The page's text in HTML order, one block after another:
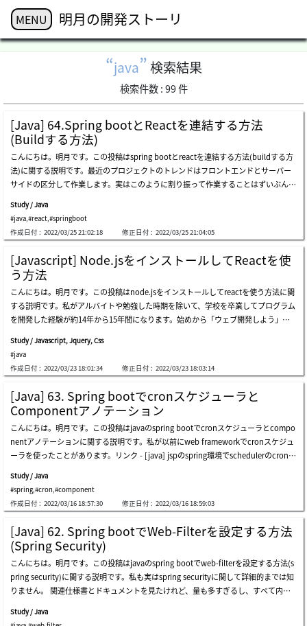
MENU 明月の開発ストーリ
java 検索結果
検索件数 :99件
[Java] 64.Spring bootとReactを連結する方法
(Buildする方法)
こんにちは。明月です。この投稿はspring bootとreactを連結する方法(buildする方
法)に関する説明です。最近のプロジェクトのトレンドはフロントエンドとサーバー
サイドの区分して作業します。実はこのように割り振って作業することはずいぶん前
queryを使って画面とプログラムを作成しました。プロジェクトを一人でやったこと
ではないですが、この状況をそんなに悪いとは思わなかったんです。jqueryでも十分
にspa(single page application)を実装できるし、私の感じではjqueryでシステムが
遅いとも思わなかったんです。しかし、jqueryからreactに変わらなければならない
と思ったことが、一つ目はライブラリがもうjqueryを依存しない、使わないことで
す。そうするとjqueryを使う必要があるかと思いからです。その同時に数多くのライ
ブラリがangular、vue、reactを支援するし、その中でreactを選択した理由は単純に
ダウンロードが多いし、大勢の人が使うフレームワークだと思って選択しました。以
前には画面を作成する時はただeclipseからhtmlを作成し、css、jsを作成しました
が、reactの場合はeclipseから作成することが簡単ではありません。なのでreactはn
ode.jsを使ってvisual studio codeで開発してspring bootはintellijやeclipseで開発
します。各、別のideツールで開発すれば最終的にbuildしたら結果物が別に生成され
るので、一つに合わせる作業が必要でしょう。eclipseでspring bootの開発環境を設
定する方法は以前に説明しました。リンク - [java] 57. eclipseでspring bootを設定
する方法そしてreactをvisual studio codeで開発環境を設定する方法も説明しまし
た。リンク - [javascript] node.jsをインストールしてreactを使う方法それなら一
旦、二つの開発環境を連結する方法は凄く簡単です。reactのpackage.jsonファイル
にspring bootのアドレスを連結すれば良いでしょう。私はeclipseからspring boot
のポートを8
Study / Java
#java,#react,#springboot
作成日付 : 2022/03/25 21:02:18 修正日付 : 2022/03/25 21:04:05
[Javascript] Node.jsをインストールしてReactを使
う方法
こんにちは。明月です。この投稿はnode.jsをインストールしてreactを使う方法に関
する説明です。私がアルバイトや勉強した時期を除いて、学校を卒業してプログラム
を開発した経験が約14年から15年間になります。始めから「ウェブ開発しよう」と
様々な分野でさまようした後、結局に需要が多いのウェブ開発者になりました。ウェ
ブというのは初期にはそんなに難しいと思わなかったですが、どの分野でも同じです
が、知る深さが深くなるほど知るべきな規約も多いし、毎日に出るライブラリとフレ
ームワークなどを学ばなければならないことが凄く多いですね。実はそれがウェブ開
発の面白さかも知れません。人により開発の価値観が違いますが、私の場合は新しい
ライブラリとフレームワークを早く学んで使うスタイルではありません。理由は様々
がありますが、安定性の理由ですね。javaの場合は始めjava servlet環境から始まっ
てstruts(ストラッツ)、spring web framework、spring bootまで使いました。以前
にはjava servletをかなり長い時間で使いましたが、フレームワークの必要性を感じ
て、struts(ストラッツ)を使った時がありました。始めにはservletより早い開発と特
別な概念で良いと思いましたが、strutsが思ったより問題が多かったんです。struct
の問題なら代表的なことがセキュリティイッシューですね。今でも理解できないこと
がservletにもできるinjection問題がstrutsにはなぜできないかな。。それでプロジェ
クトと関係ない回避コードもたくさん作るし、どの場合はフレームワークのライブラ
リのほぼを継承して再定義した時もありましたね。その経験があるので、フレームワ
ークとライブラリを使いことが厳しくなりました。フレームワークというのは使った
ら途中で変わることがずいぶん難しいでしょう。つまり、プロジェクトでstrutsを使
いながらspringが良いと思ってフレームワークを簡単に変更できることがありませ
ん。普通は初めからやり直しするケースが多いです。なので、spring web framewor
kがトレンドになる時にも相当にjava servletを使って私のフレームワーク(?)を構築し
て使いました。経歴の
Study / Javascript, Jquery, Css
#java
作成日付 : 2022/03/23 18:01:34 修正日付 : 2022/03/23 18:03:14
[Java] 63. Spring bootでcronスケジューラと
Componentアノテーション
こんにちは。明月です。この投稿はjavaのspring bootでcronスケジューラとcompo
nentアノテーションに関する説明です。私が以前にweb frameworkでcronスケジュ
ーラを使ったことがあります。リンク - [java] jspのspring環境でschedulerのcronを
処理することではなく、決めている時間にプログラム内部のキャッシュ管理とかデー
タベースのデータ管理など様々な処理をしなければならない時があります。もちろ
ん、windowサーバーならウィンドウスケジューラがあるしlinuxサーバならcrontab
スケジューラがあります。ウェブサーバーと独立でスケジューラを運用して使っても
よろしいですが、システム内部で運用しなければならない時があります。cronスケ
ジューラをプログラム中で実装したら一つの問題点があります。例えば、決まってる
時間にメールを転送するロジックがあり、それをプログラムのcronスケジューラに
より実装しました。そして偶然にこのウェブサーバーがロードバランシングで分散処
理になっています。そうするとスケジューラにより様々で重複実行になります。その
ため、cronスケジューラを作成する時にはいつもこの部分を考えて実装しなければ
ならないです。(私がこのバカ―な経験を持っていることではないです。)spring boot
Study / Java
#spring,#cron,#component
作成日付 : 2022/03/16 18:57:30 修正日付 : 2022/03/16 18:59:03
[Java] 62. Spring bootでWeb-Filterを設定する方法
(Spring Security)
こんにちは。明月です。この投稿はjavaのspring bootでweb-filterを設定する方法(s
pring security)に関する説明です。私も実はspring securityに関して詳細的までは知
りません。 関連仕様書とドキュメントを見たけれど、量も多すぎるし、すべて内容
(request)がある時、controllerから処理する前にfilterとして呼び出されること」ほ
Study / Java